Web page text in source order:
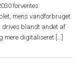
forventes
mens vandforbruget
drives blandt andet af
digitaliseret [...]